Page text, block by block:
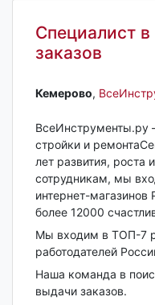
Специалист
заказов
Кемерово‎,
ВсеИнструменты.ру
стройки и
лет развития, роста
сотрудникам, мы
интернет-
более 12000
Мы входим в TOП-7
работодателей
Наша команда в
выдачи заказов.